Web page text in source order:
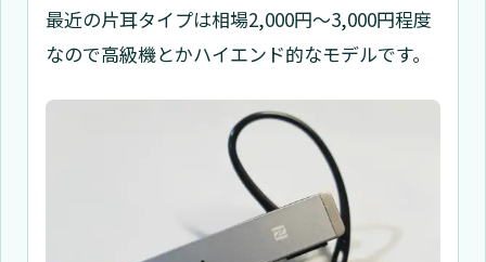
最近の片耳タイプは相場2,000円〜3,000円程度
なので高級機とかハイエンド的なモデルです。